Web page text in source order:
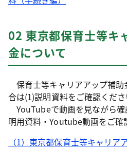
02 東京都保育士等キ
金について
保育士等キャリアアップ補
合は(1)説明資料をご確認くださ
YouTubeで動画を見ながら
明用資料・Youtube動画をご確
（1）東京都保育士等キャリ